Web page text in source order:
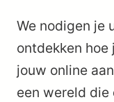
We nodigen je
ontdekken hoe
jouw online
een wereld